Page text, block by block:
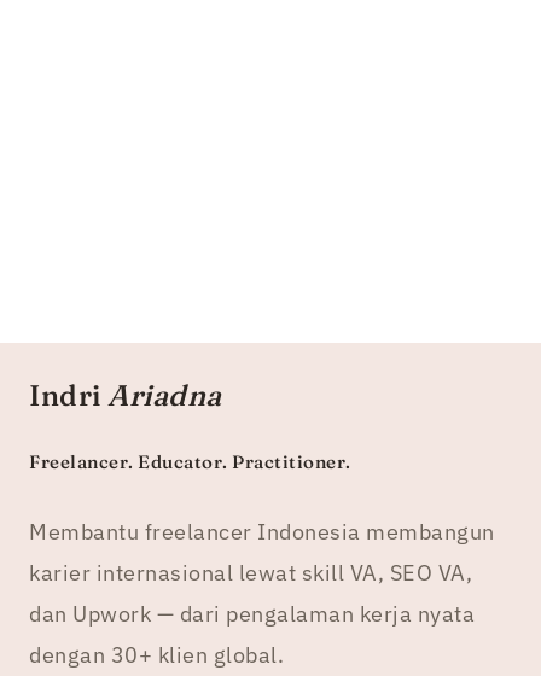
Indri Ariadna
Freelancer. Educator. Practitioner.
Membantu freelancer Indonesia membangun
karier internasional lewat skill VA, SEO VA,
dan Upwork — dari pengalaman kerja nyata
dengan 30+ klien global.